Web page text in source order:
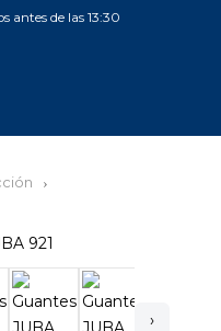
antes de las 13:30
›